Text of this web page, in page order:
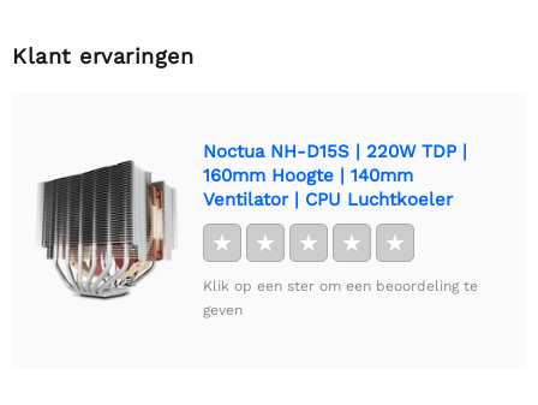
Klant ervaringen
Noctua NH-D15S | 220W TDP |
160mm Hoogte | 140mm
Ventilator | CPU Luchtkoeler
★ ★ ★ ★ ★
Klik op een ster om een beoordeling te
geven